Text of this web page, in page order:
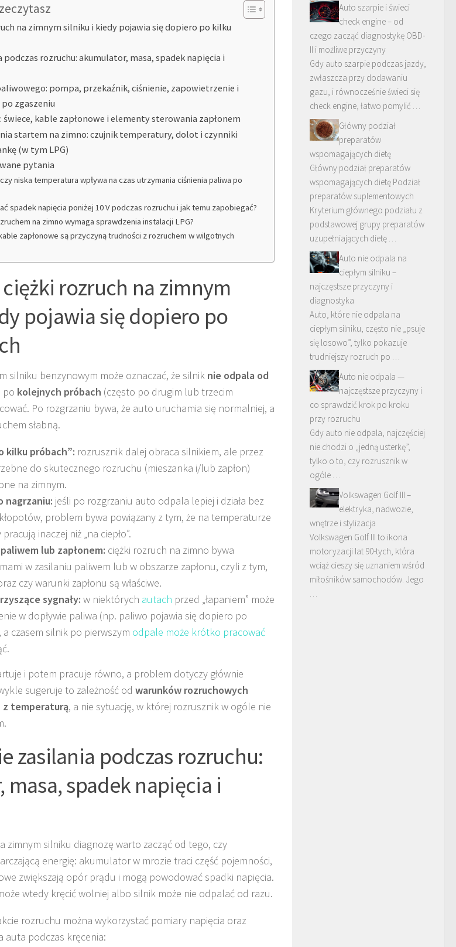
na zimnym silniku i kiedy pojawia się dopiero po kilku
rozruchu: akumulator, masa, spadek napięcia i
pompa, przekaźnik, ciśnienie, zapowietrzenie i
zgaszeniu
świece, kable zapłonowe i elementy sterowania zapłonem
startem na zimno: czujnik temperatury, dolot i czynniki
(w tym LPG)
pytania
niska temperatura wpływa na czas utrzymania ciśnienia paliwa po
spadek napięcia poniżej 10 V podczas rozruchu i jak temu zapobiegać?
na zimno wymaga sprawdzenia instalacji LPG?
zapłonowe są przyczyną trudności z rozruchem w wilgotnych
ciężki rozruch na zimnym
pojawia się dopiero po
silniku benzynowym może oznaczać, że silnik nie odpala od
po kolejnych próbach (często po drugim lub trzecim
Po rozgrzaniu bywa, że auto uruchamia się normalniej, a
słabną.
kilku próbach”: rozrusznik dalej obraca silnikiem, ale przez
do skutecznego rozruchu (mieszanka i/lub zapłon)
na zimnym.
nagrzaniu: jeśli po rozgrzaniu auto odpala lepiej i działa bez
problem bywa powiązany z tym, że na temperaturze
inaczej niż „na ciepło”.
lub zapłonem: ciężki rozruch na zimno bywa
w zasilaniu paliwem lub w obszarze zapłonu, czyli z tym,
czy warunki zapłonu są właściwe.
sygnały: w niektórych autach przed „łapaniem” może
w dopływie paliwa (np. paliwo pojawia się dopiero po
a czasem silnik po pierwszym odpale może krótko pracować
i potem pracuje równo, a problem dotyczy głównie
sugeruje to zależność od warunków rozruchowych
z temperaturą, a nie sytuację, w której rozrusznik w ogóle nie
zasilania podczas rozruchu:
spadek napięcia i
zimnym silniku diagnozę warto zacząć od tego, czy
energię: akumulator w mrozie traci część pojemności,
zwiększają opór prądu i mogą powodować spadki napięcia.
wtedy kręcić wolniej albo silnik może nie odpalać od razu.
rozruchu można wykorzystać pomiary napięcia oraz
auta podczas kręcenia:
Auto szarpie i świeci
check engine – od
czego zacząć diagnostykę OBD-
II i możliwe przyczyny
Gdy auto szarpie podczas jazdy,
zwłaszcza przy dodawaniu
gazu, i równocześnie świeci się
check engine, łatwo pomylić …
Główny podział
preparatów
wspomagających dietę
Główny podział preparatów
wspomagających dietę Podział
preparatów suplementowych
Kryterium głównego podziału z
podstawowej grupy preparatów
uzupełniających dietę …
Auto nie odpala na
ciepłym silniku –
najczęstsze przyczyny i
diagnostyka
Auto, które nie odpala na
ciepłym silniku, często nie „psuje
się losowo”, tylko pokazuje
trudniejszy rozruch po …
Auto nie odpala —
najczęstsze przyczyny i
co sprawdzić krok po kroku
przy rozruchu
Gdy auto nie odpala, najczęściej
nie chodzi o „jedną usterkę”,
tylko o to, czy rozrusznik w
ogóle …
Volkswagen Golf III –
elektryka, nadwozie,
wnętrze i stylizacja
Volkswagen Golf III to ikona
motoryzacji lat 90-tych, która
wciąż cieszy się uznaniem wśród
miłośników samochodów. Jego
…